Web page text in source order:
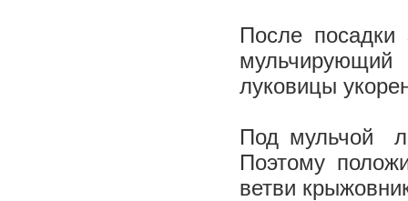
После посадки
луковицы
Под мульчой
Поэтому
ветви